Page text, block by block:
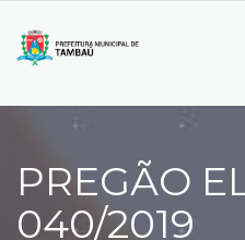
PREGÃO
040/2019